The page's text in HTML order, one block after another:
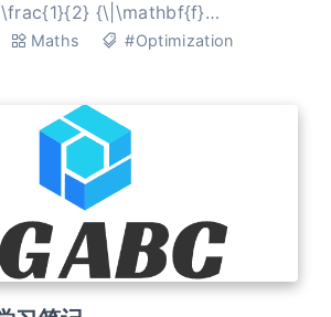
{\|\mathbf{f}
\] 其中，\(\mathbf{F}
Maths #Optimization